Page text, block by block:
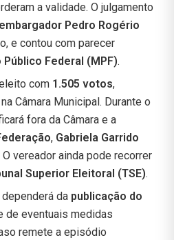
a validade. O julgamento
Pedro Rogério
e contou com parecer
Federal (MPF).
com 1.505 votos,
Câmara Municipal. Durante o
fora da Câmara e a
, Gabriela Garrido
vereador ainda pode recorrer
Superior Eleitoral (TSE).
da publicação do
de eventuais medidas
remete a episódio